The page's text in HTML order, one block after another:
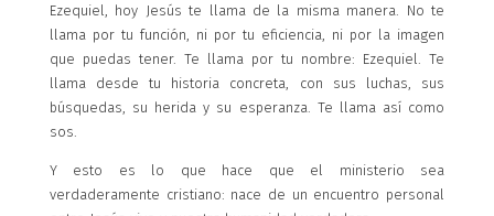
Ezequiel, hoy Jesús te llama de la misma manera. No te
llama por tu función, ni por tu eficiencia, ni por la imagen
que puedas tener. Te llama por tu nombre: Ezequiel. Te
llama desde tu historia concreta, con sus luchas, sus
búsquedas, su herida y su esperanza. Te llama así como
sos.
Y esto es lo que hace que el ministerio sea
verdaderamente cristiano: nace de un encuentro personal